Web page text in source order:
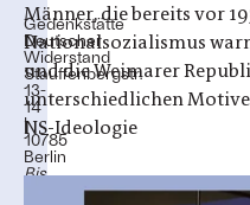
Gedenkstätte
Deutscher
Widerstand
Stauffenbergstr.
13-
14
|
10785
Berlin
Bis
Männer, die bereits vor
Nationalsozialismus
und die Weimarer
unterschiedlichen
NS-Ideologie